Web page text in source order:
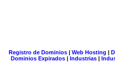
Registro de Dominios| Web Hosting |
Dominios Expirados | Industrias |